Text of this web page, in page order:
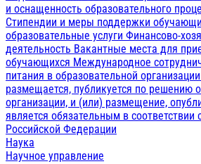
и оснащенность образовательного
Стипендии и меры поддержки
образовательные услуги Финансово-
деятельность Вакантные места для
обучающихся Международное
питания в образовательной организации
размещается, публикуется по решению
организации, и (или) размещение,
является обязательным в соответствии
Российской Федерации
Наука
Научное управление